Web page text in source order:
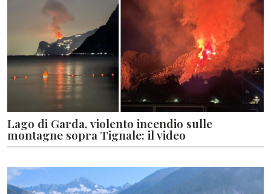
Lago di Garda, violento incendio sulle
montagne sopra Tignale: il video